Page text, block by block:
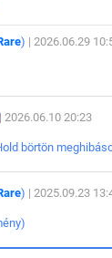
) | 2026.06.29
| 2026.06.10 20:23
börtön
) | 2025.09.23